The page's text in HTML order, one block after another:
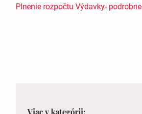
Plnenie rozpočtu Výdavky- podrobne
Viac v kategórii: